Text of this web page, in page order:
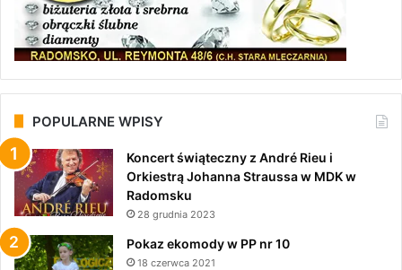
POPULARNE WPISY
Koncert świąteczny z André Rieu i
Orkiestrą Johanna Straussa w MDK w
Radomsku
28 grudnia 2023
Pokaz ekomody w PP nr 10
18 czerwca 2021